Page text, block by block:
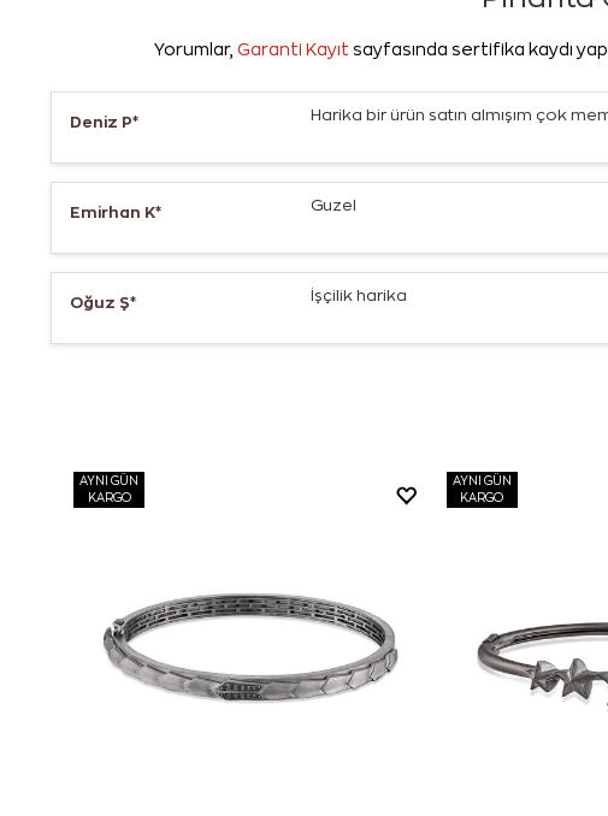
Yorumlar, Garanti Kayıt sayfasında sertifika kaydı
Deniz P* Harika bir ürün satın almışım çok
Emirhan K* Guzel
Oğuz Ş* İşçilik harika
AYNI GÜN
KARGO
AYNI GÜN
KARGO